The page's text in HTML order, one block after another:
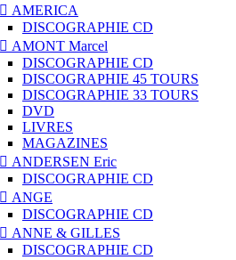
 AMERICA
DISCOGRAPHIE CD
 AMONT Marcel
DISCOGRAPHIE CD
DISCOGRAPHIE 45 TOURS
DISCOGRAPHIE 33 TOURS
DVD
LIVRES
MAGAZINES
 ANDERSEN Eric
DISCOGRAPHIE CD
 ANGE
DISCOGRAPHIE CD
 ANNE & GILLES
DISCOGRAPHIE CD